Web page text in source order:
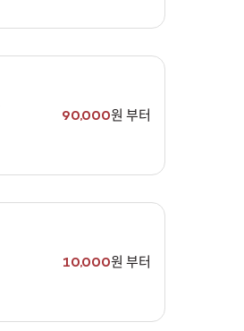
90,000원 부터
10,000원 부터